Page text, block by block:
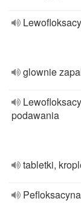
glownie
podawania
tabletki,